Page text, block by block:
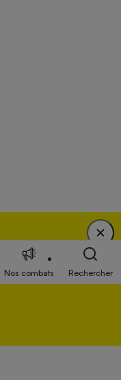
en soutenant
de l'Etat, des
des producteurs et des
Nos combats Rechercher